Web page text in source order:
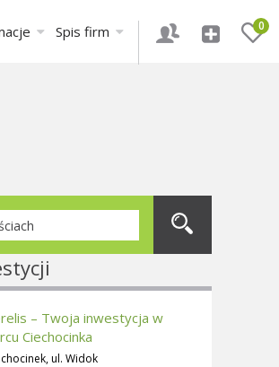
0
Spis firm
– Twoja inwestycja w
Ciechocinka
ul. Widok